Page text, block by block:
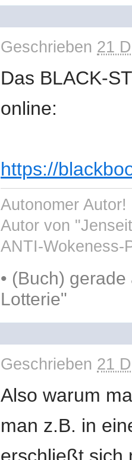
Geschrieben 21
Das BLACK-
online:
https://
Autonomer
Autor von
ANTI-Wokeness-
• (Buch) gerade
Lotterie"
Geschrieben 21
Also warum
man z.B. in